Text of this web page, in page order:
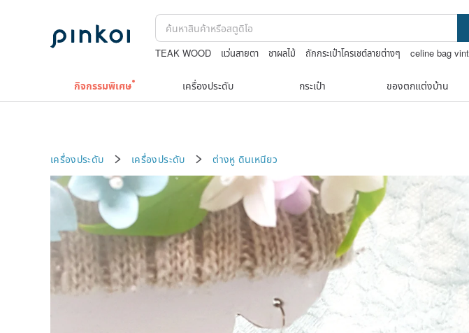
TEAK WOOD แว่นสายตา ชาผลไม้ ถักกระเป๋าโครเชต์ลายต่างๆ
celine bag
กิจกรรมพิเศษ เครื่องประดับ กระเป๋า ของตกแต่งบ้าน
เครื่องประดับ เครื่องประดับ ต่างหู ดินเหนียว